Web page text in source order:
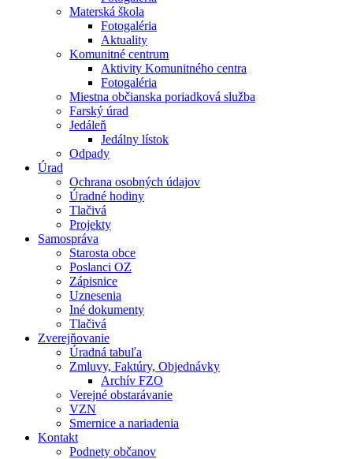
Materská škola
Fotogaléria
Aktuality
Komunitné centrum
Aktivity Komunitného centra
Fotogaléria
Miestna občianska poriadková služba
Farský úrad
Jedáleň
Jedálny lístok
Odpady
Úrad
Ochrana osobných údajov
Úradné hodiny
Tlačivá
Projekty
Samospráva
Starosta obce
Poslanci OZ
Zápisnice
Uznesenia
Iné dokumenty
Tlačivá
Zverejňovanie
Úradná tabuľa
Zmluvy, Faktúry, Objednávky
Archív FZO
Verejné obstarávanie
VZN
Smernice a nariadenia
Kontakt
Podnety občanov